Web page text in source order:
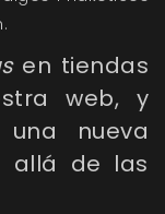
en tiendas
web, y
nueva
allá de las